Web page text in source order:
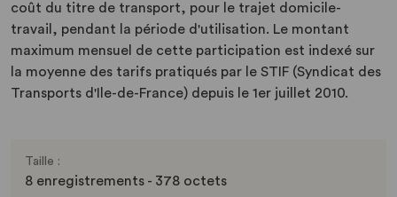
coût du titre de transport, pour le trajet domicile-
travail, pendant la période d'utilisation. Le montant
maximum mensuel de cette participation est indexé sur
la moyenne des tarifs pratiqués par le STIF (Syndicat des
Transports d'Ile-de-France) depuis le 1er juillet 2010.
Taille :
8 enregistrements - 378 octets